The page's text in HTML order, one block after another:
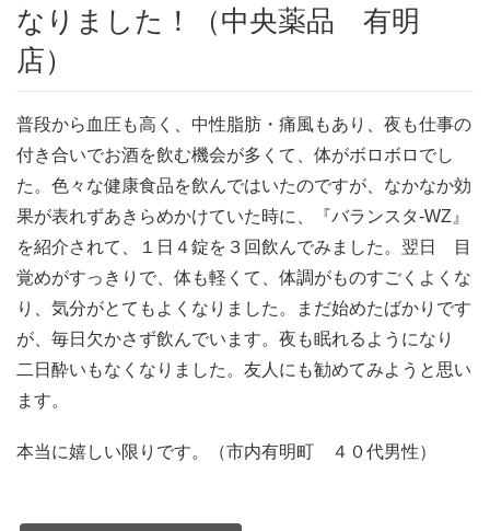
なりました！（中央薬品 有明
店）
普段から血圧も高く、中性脂肪・痛風もあり、夜も仕事の
付き合いでお酒を飲む機会が多くて、体がボロボロでし
た。色々な健康食品を飲んではいたのですが、なかなか効
果が表れずあきらめかけていた時に、『バランスタ-WZ』
を紹介されて、１日４錠を３回飲んでみました。翌日 目
覚めがすっきりで、体も軽くて、体調がものすごくよくな
り、気分がとてもよくなりました。まだ始めたばかりです
が、毎日欠かさず飲んでいます。夜も眠れるようになり
二日酔いもなくなりました。友人にも勧めてみようと思い
ます。
本当に嬉しい限りです。（市内有明町 ４０代男性）